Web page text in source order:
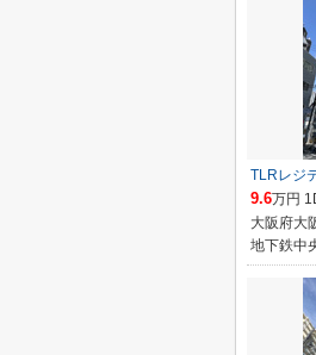
TLRレジ
9.6万円
大阪府大
地下鉄中